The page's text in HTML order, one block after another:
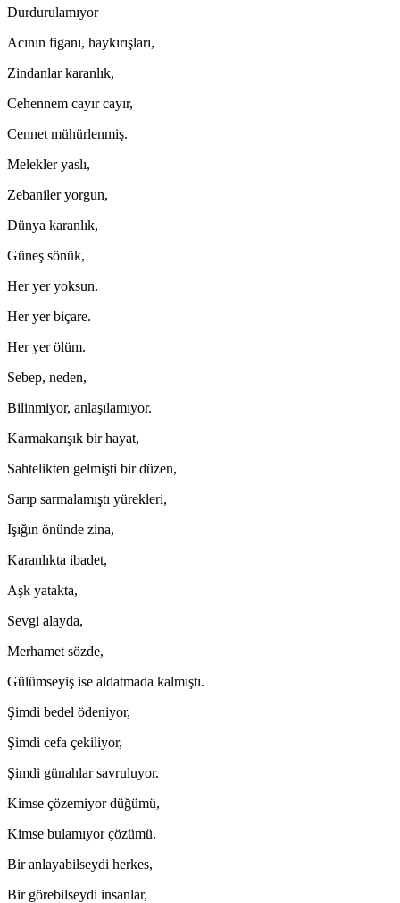
Durdurulamıyor
Acının figanı, haykırışları,
Zindanlar karanlık,
Cehennem cayır cayır,
Cennet mühürlenmiş.
Melekler yaslı,
Zebaniler yorgun,
Dünya karanlık,
Güneş sönük,
Her yer yoksun.
Her yer biçare.
Her yer ölüm.
Sebep, neden,
Bilinmiyor, anlaşılamıyor.
Karmakarışık bir hayat,
Sahtelikten gelmişti bir düzen,
Sarıp sarmalamıştı yürekleri,
Işığın önünde zina,
Karanlıkta ibadet,
Aşk yatakta,
Sevgi alayda,
Merhamet sözde,
Gülümseyiş ise aldatmada kalmıştı.
Şimdi bedel ödeniyor,
Şimdi cefa çekiliyor,
Şimdi günahlar savruluyor.
Kimse çözemiyor düğümü,
Kimse bulamıyor çözümü.
Bir anlayabilseydi herkes,
Bir görebilseydi insanlar,